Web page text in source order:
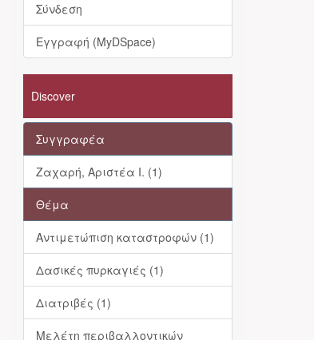
Σύνδεση
Εγγραφή (MyDSpace)
Discover
Συγγραφέα
Ζαχαρή, Αριστέα Ι. (1)
Θέμα
Αντιμετώπιση καταστροφών (1)
Δασικές πυρκαγιές (1)
Διατριβές (1)
Μελέτη περιβαλλοντικών